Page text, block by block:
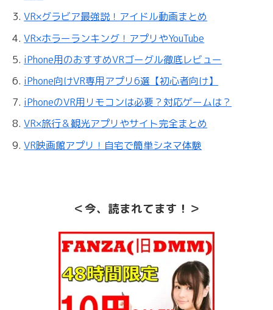
VR×グラビア最強説！アイドル動画まとめ
VR×ホラーランキング！アプリやYouTube
iPhone用のおすすめVRゴーグル徹底レビュー
iPhone向けVR専用アプリ6選【初心者向け】
iPhoneのVR用リモコンは必要？対応ゲームは？
VR×旅行＆観光アプリやサイト完全まとめ
VR映画館アプリ！自宅で簡単シネマ体験
＜今、読まれてます！＞